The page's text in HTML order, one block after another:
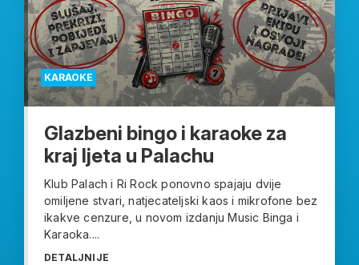
KARAOKE
Glazbeni bingo i karaoke za
kraj ljeta u Palachu
Klub Palach i Ri Rock ponovno spajaju dvije
omiljene stvari, natjecateljski kaos i mikrofone bez
ikakve cenzure, u novom izdanju Music Binga i
Karaoka....
DETALJNIJE